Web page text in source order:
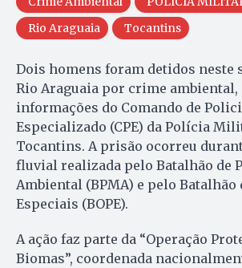
Rio Araguaia
Tocantins
Dois homens foram detidos neste
Rio Araguaia por crime ambiental,
informações do Comando de
Especializado (CPE) da Polícia
Tocantins. A prisão ocorreu
fluvial realizada pelo Batalhão de
Ambiental (BPMA) e pelo Batalhão
Especiais (BOPE).
A ação faz parte da “Operação
Biomas”, coordenada